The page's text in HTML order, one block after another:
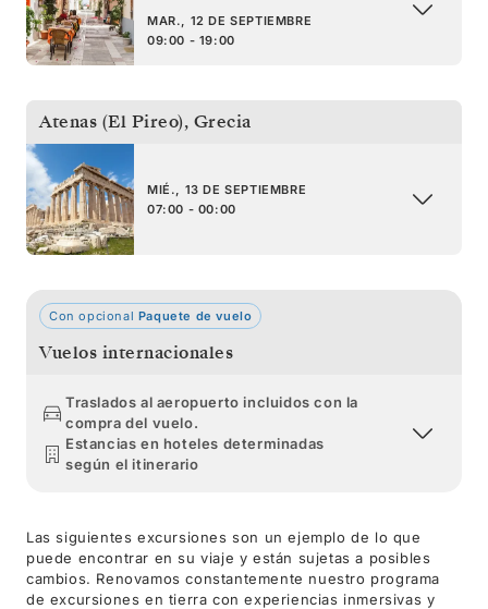
MAR., 12 DE SEPTIEMBRE
09:00 - 19:00
Atenas (El Pireo), Grecia
MIÉ., 13 DE SEPTIEMBRE
07:00 - 00:00
Con opcional Paquete de vuelo
Vuelos internacionales
Traslados al aeropuerto incluidos con la
compra del vuelo.
Estancias en hoteles determinadas
según el itinerario
Las siguientes excursiones son un ejemplo de lo que
puede encontrar en su viaje y están sujetas a posibles
cambios. Renovamos constantemente nuestro programa
de excursiones en tierra con experiencias inmersivas y